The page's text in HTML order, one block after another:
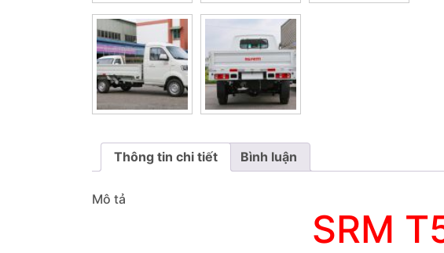
Thông tin chi tiết Bình luận
Mô tả
SRM